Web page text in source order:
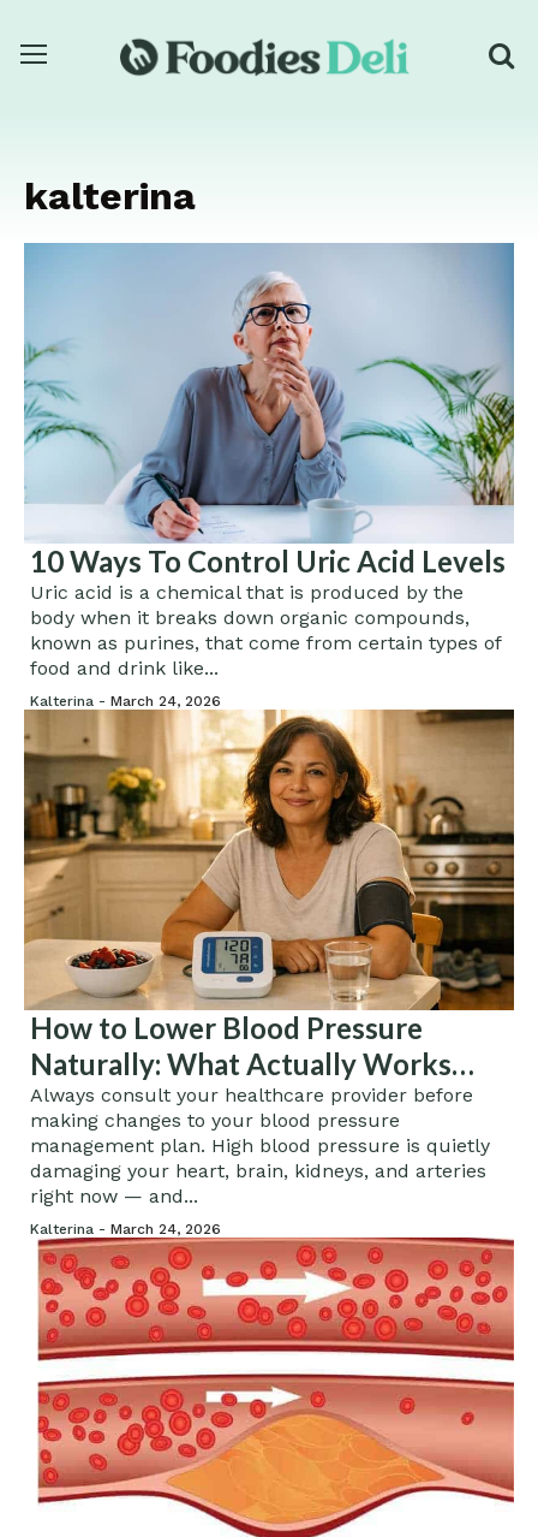
kalterina
10 Ways To Control Uric Acid Levels
Uric acid is a chemical that is produced by the
body when it breaks down organic compounds,
known as purines, that come from certain types of
food and drink like...
Kalterina - March 24, 2026
How to Lower Blood Pressure
Naturally: What Actually Works
(and Why)
Always consult your healthcare provider before
making changes to your blood pressure
management plan. High blood pressure is quietly
damaging your heart, brain, kidneys, and arteries
right now — and...
Kalterina - March 24, 2026